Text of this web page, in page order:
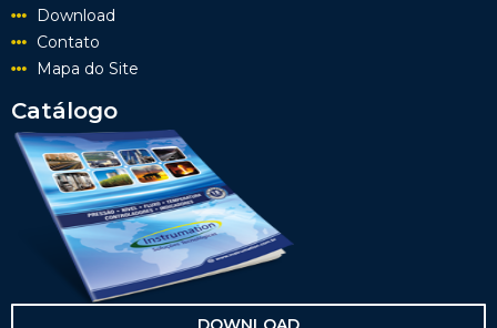
Download
Contato
Mapa do Site
Catálogo